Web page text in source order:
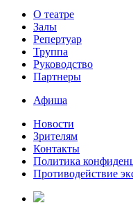
О театре
Залы
Репертуар
Труппа
Руководство
Партнеры
Афиша
Новости
Зрителям
Контакты
Политика
Противодействие